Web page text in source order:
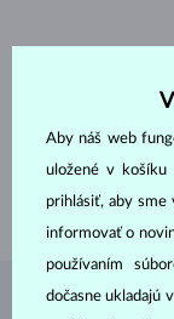
VÝŠKA
DĹŽKA
VÁHA
Aby náš web
uložené v košíku
prihlásiť, aby sme
informovať o
používaním
dočasne ukladajú